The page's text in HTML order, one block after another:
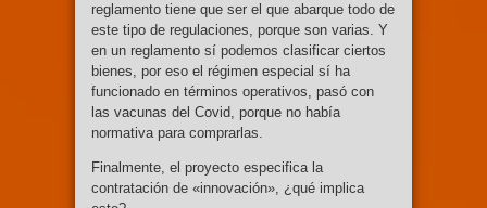
reglamento tiene que ser el que abarque todo de
este tipo de regulaciones, porque son varias. Y
en un reglamento sí podemos clasificar ciertos
bienes, por eso el régimen especial sí ha
funcionado en términos operativos, pasó con
las vacunas del Covid, porque no había
normativa para comprarlas.
Finalmente, el proyecto especifica la
contratación de «innovación», ¿qué implica